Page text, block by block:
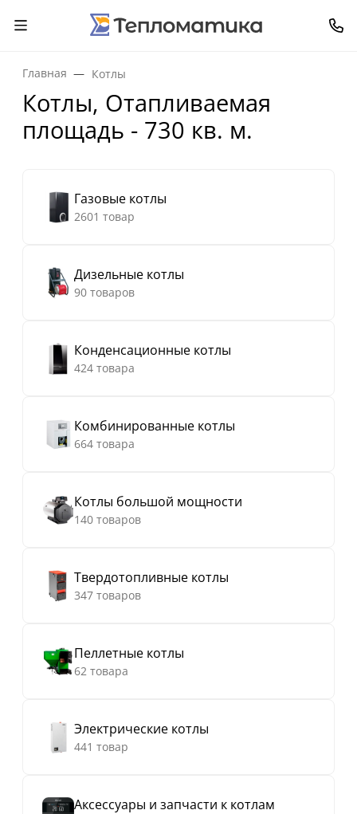
Главная Котлы
Котлы, Отапливаемая
площадь - 730 кв. м.
Газовые котлы
2601 товар
Дизельные котлы
90 товаров
Конденсационные котлы
424 товара
Комбинированные котлы
664 товара
Котлы большой мощности
140 товаров
Твердотопливные котлы
347 товаров
Пеллетные котлы
62 товара
Электрические котлы
441 товар
Аксессуары и запчасти к котлам